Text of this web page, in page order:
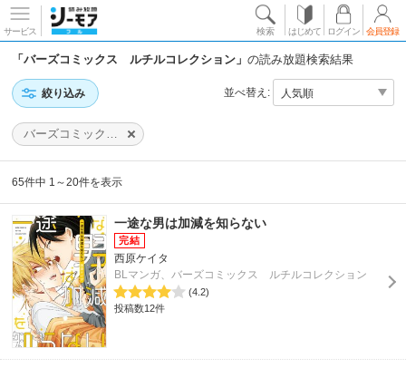
サービス 検索 はじめて ログイン 会員登録
「バーズコミックス ルチルコレクション」の読み放題検索結果
絞り込み 並べ替え:
バーズコミックス ルチルコレクション
65件中 1～20件を表示
一途な男は加減を知らない
西原ケイタ
BLマンガ、バーズコミックス ルチルコレクション
(4.2)
投稿数12件